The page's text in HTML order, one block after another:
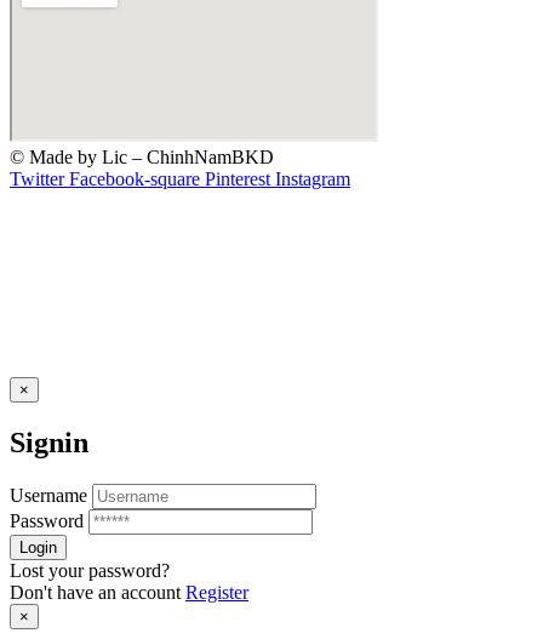
© Made by Lic – ChinhNamBKD
Twitter Facebook-square Pinterest Instagram
×
Signin
Username
Password
Lost your password?
Don't have an account Register
×